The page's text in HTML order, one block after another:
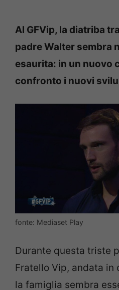
Al GFVip, la diatriba
padre Walter sembra
esaurita: in un nuovo
confronto i nuovi
fonte: Mediaset Play
Durante questa triste
Fratello Vip, andata in
la famiglia sembra